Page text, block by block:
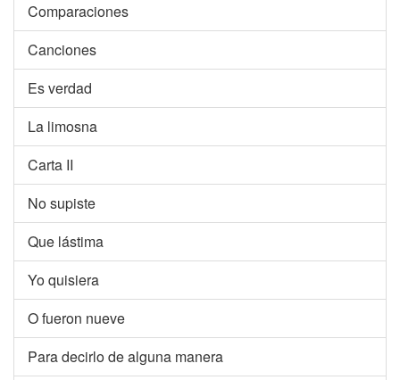
Comparaciones
Canciones
Es verdad
La limosna
Carta II
No supiste
Que lástima
Yo quisiera
O fueron nueve
Para decirlo de alguna manera